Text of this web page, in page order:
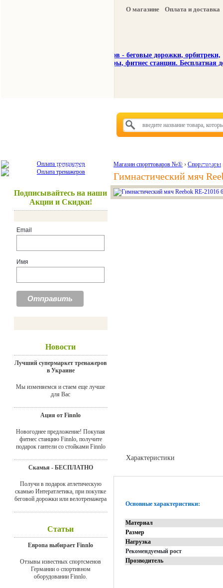
О магазине Оплата и доставка
Красота и здоровье Акции и
Подписывайтесь на наши
Акции и Скидки!
Email
Имя
Новости
Лучший супермаркет тренажеров
в Украине
Мы изменяемся и стаем еще лучше
для Вас
Ация от Finnlo
Новогоднее предложение! Покупая
фитнес станцию Finnlo, получите
подарок гантели со стойками Finnlo
Скамья - БЕСПЛАТНО
Получи в подарок атлетическую
скамью Интератлетика, при покупке
беговой дорожки или велотренажера
Статьи
Европа выбирает Finnlo
Отзывы известных спортсменов
Германии о спортивном
оборудовании Finnlo.
Магазин спорттоваров №① › Спорттовары
Гимнастический мяч
Характеристики
Основные характеристики:
Материал
Размер
Нагрузка
Рекомендуемый рост
Прозводитель